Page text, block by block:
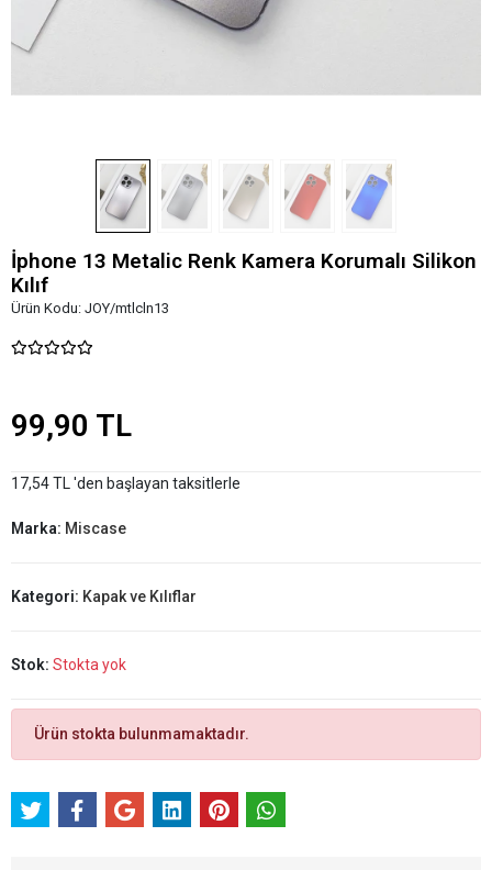
İphone 13 Metalic Renk Kamera Korumalı Silikon
Kılıf
Ürün Kodu: JOY/mtlcln13
99,90 TL
17,54 TL 'den başlayan taksitlerle
Marka: Miscase
Kategori: Kapak ve Kılıflar
Stok: Stokta yok
Ürün stokta bulunmamaktadır.